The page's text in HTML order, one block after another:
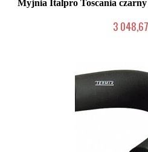
Myjnia Italpro Toscania
3